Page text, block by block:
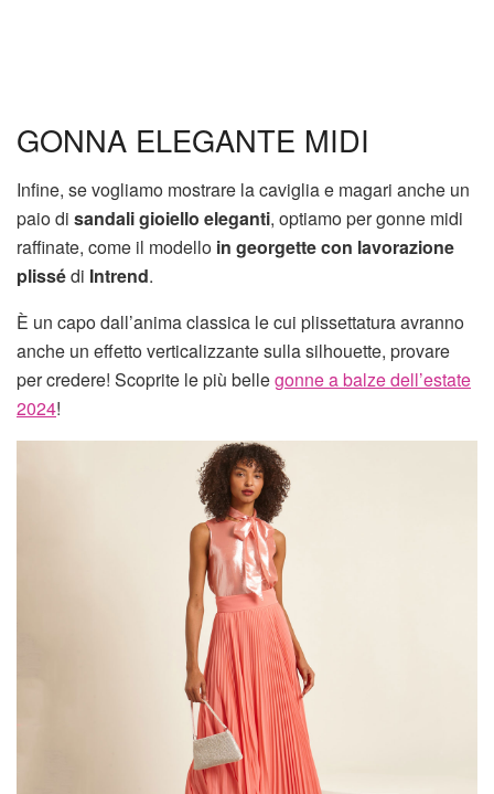
GONNA ELEGANTE MIDI
Infine, se vogliamo mostrare la caviglia e magari anche un
paio di sandali gioiello eleganti, optiamo per gonne midi
raffinate, come il modello in georgette con lavorazione
plissédi Intrend.
È un capo dall’anima classica le cui plissettatura avranno
anche un effetto verticalizzante sulla silhouette, provare
per credere! Scoprite le più bellegonne a balze dell’estate
2024!